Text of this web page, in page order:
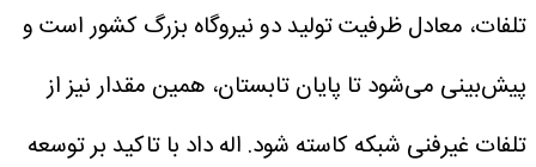
تلفات، معادل ظرفیت تولید دو نیروگاه بزرگ کشور است و
پیش‌بینی می‌شود تا پایان تابستان، همین مقدار نیز از
تلفات غیرفنی شبکه کاسته شود. اله داد با تاکید بر توسعه